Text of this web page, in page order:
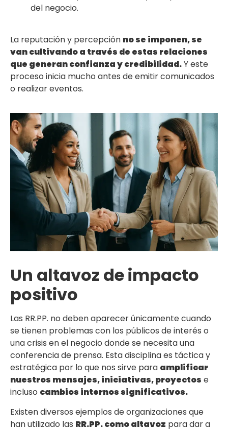
del negocio.
La reputación y percepción no se imponen, se
van cultivando a través de estas relaciones
que generan confianza y credibilidad.Y este
proceso inicia mucho antes de emitir comunicados
o realizar eventos.
Un altavoz de impacto
positivo
Las RR.PP. no deben aparecer únicamente cuando
se tienen problemas con los públicos de interés o
una crisis en el negocio donde se necesita una
conferencia de prensa. Esta disciplina es táctica y
estratégica por lo que nos sirve para amplificar
nuestros mensajes, iniciativas, proyectos e
incluso cambios internos significativos.
Existen diversos ejemplos de organizaciones que
han utilizado las RR.PP. como altavoz para dar a